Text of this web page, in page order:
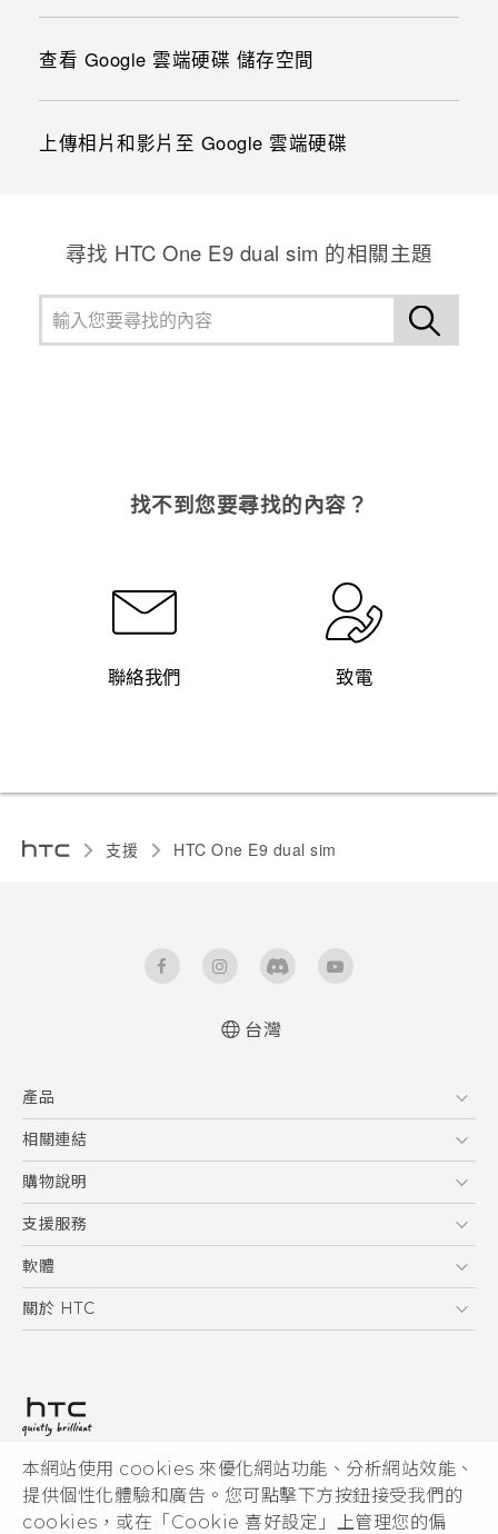
本網站使用 cookies 來優化網站功能、分析網站效能、
提供個性化體驗和廣告。您可點擊下方按鈕接受我們的
cookies，或在「Cookie 喜好設定」上管理您的偏
查看 Google 雲端硬碟 儲存空間
上傳相片和影片至 Google 雲端硬碟
尋找 HTC One E9 dual sim 的相關主題
找不到您要尋找的內容？
聯絡我們 致電
支援 HTC One E9 dual sim‎
台灣
產品
5G
智慧型手機
配件
相關連結
HTC Research
購物說明
購物須知
訂單管理
付款方式
支援服務
到府收送維修服務
服務中心資訊
客戶服務佈告欄
軟體
應用程式
HTC Sync Manager
關於 HTC
投資人
隱私權政策
產品安全性
© 2011-2026 HTC Corporation
HTC 法律文件
宏達國際電子股份有限公司 | 統一編號16003518